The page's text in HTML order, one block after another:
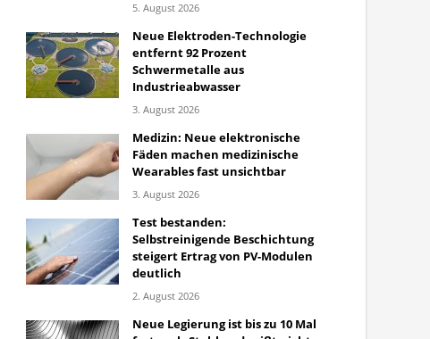
5. August 2026
Neue Elektroden-Technologie
entfernt 92 Prozent
Schwermetalle aus
Industrieabwasser
3. August 2026
Medizin: Neue elektronische
Fäden machen medizinische
Wearables fast unsichtbar
3. August 2026
Test bestanden:
Selbstreinigende Beschichtung
steigert Ertrag von PV-Modulen
deutlich
2. August 2026
Neue Legierung ist bis zu 10 Mal